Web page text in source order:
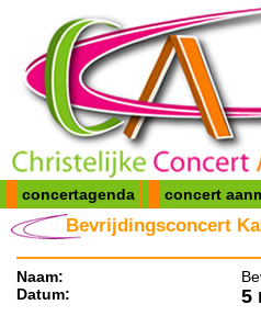
concertagenda concert
Bevrijdingsconcert
Naam:
Datum:
5